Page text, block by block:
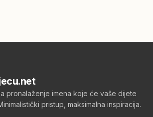
pronalaženje imena koje će vaše dijete
pristup, maksimalna inspiracija.